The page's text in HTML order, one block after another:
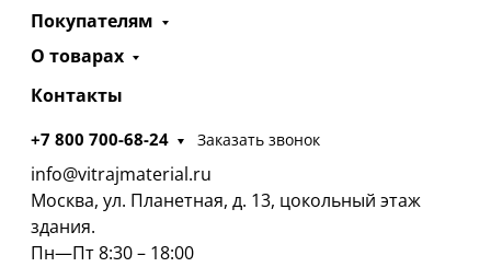
Покупателям
О товарах
Контакты
+7 800 700-68-24 Заказать звонок
info@vitrajmaterial.ru
Москва, ул. Планетная, д. 13, цокольный этаж
здания.
Пн—Пт 8:30 – 18:00